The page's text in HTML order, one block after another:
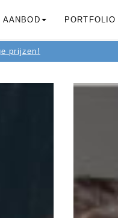
AANBOD PORTFOLIO
prijzen!